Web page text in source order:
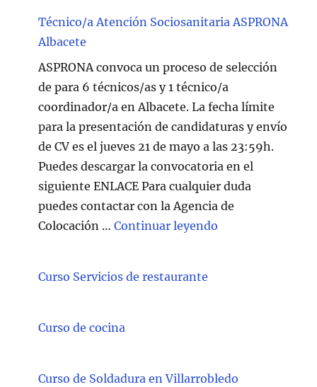
Técnico/a Atención Sociosanitaria ASPRONA
Albacete
ASPRONA convoca un proceso de selección
de para 6 técnicos/as y 1 técnico/a
coordinador/a en Albacete. La fecha límite
para la presentación de candidaturas y envío
de CV es el jueves 21 de mayo a las 23:59h.
Puedes descargar la convocatoria en el
siguiente ENLACE Para cualquier duda
puedes contactar con la Agencia de
Colocación …Continuar leyendo
Curso Servicios de restaurante
Curso de cocina
Curso de Soldadura en Villarrobledo